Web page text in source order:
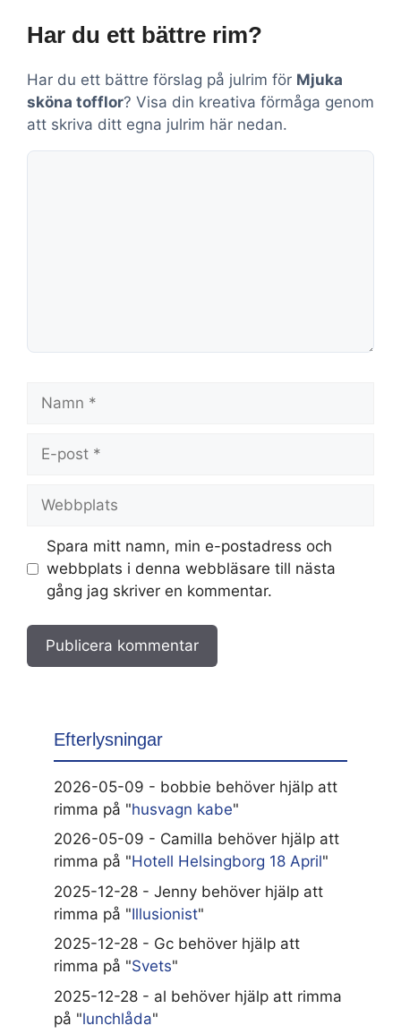
Har du ett bättre rim?
Har du ett bättre förslag på julrim för Mjuka
sköna tofflor? Visa din kreativa förmåga genom
att skriva ditt egna julrim här nedan.
Kommentar
post
Spara mitt namn, min e-postadress och
webbplats i denna webbläsare till nästa
gång jag skriver en kommentar.
Efterlysningar
2026-05-09 - bobbie behöver hjälp att
rimma på "husvagn kabe"
2026-05-09 - Camilla behöver hjälp att
rimma på "Hotell Helsingborg 18 April"
2025-12-28 - Jenny behöver hjälp att
rimma på "Illusionist"
2025-12-28 - Gc behöver hjälp att
rimma på "Svets"
2025-12-28 - al behöver hjälp att rimma
på "lunchlåda"